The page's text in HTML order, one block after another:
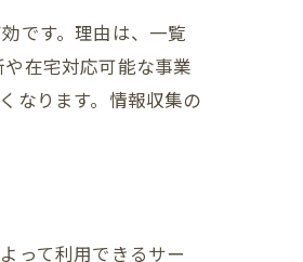
です。理由は、一覧
在宅対応可能な事業
なります。情報収集の
って利用できるサー